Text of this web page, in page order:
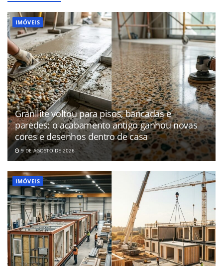
IMÓVEIS
Granilite voltou para pisos, bancadas e
paredes: o acabamento antigo ganhou novas
cores e desenhos dentro de casa
9 DE AGOSTO DE 2026
IMÓVEIS